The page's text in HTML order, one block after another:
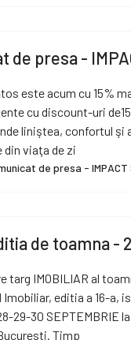
de presa -
este acum cu 15%
cu discount-uri
liniştea, confortul şi
din viaţa de zi
de presa - IMPACT
de toamna -
targ IMOBILIAR al
editia a 16-a,
29-30 SEPTEMBRIE
Timp